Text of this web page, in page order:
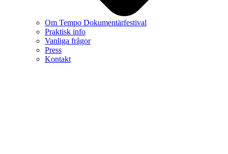
Om Tempo Dokumentärfestival
Praktisk info
Vanliga frågor
Press
Kontakt